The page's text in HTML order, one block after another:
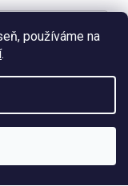
používáme na
.